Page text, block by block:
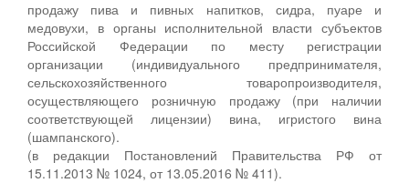
продажу пива и пивных напитков, сидра, пуаре и
медовухи, в органы исполнительной власти субъектов
Российской Федерации по месту регистрации
организации (индивидуального предпринимателя,
сельскохозяйственного товаропроизводителя,
осуществляющего розничную продажу (при наличии
соответствующей лицензии) вина, игристого вина
(шампанского).
(в редакции Постановлений Правительства РФ от
15.11.2013 № 1024, от 13.05.2016 № 411).